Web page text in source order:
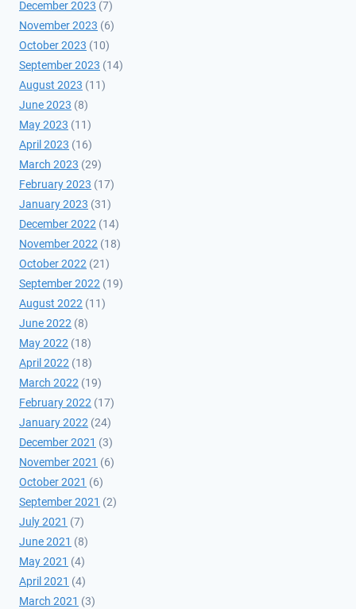
December 2023 (7)
November 2023 (6)
October 2023 (10)
September 2023 (14)
August 2023 (11)
June 2023 (8)
May 2023 (11)
April 2023 (16)
March 2023 (29)
February 2023 (17)
January 2023 (31)
December 2022 (14)
November 2022 (18)
October 2022 (21)
September 2022 (19)
August 2022 (11)
June 2022 (8)
May 2022 (18)
April 2022 (18)
March 2022 (19)
February 2022 (17)
January 2022 (24)
December 2021 (3)
November 2021 (6)
October 2021 (6)
September 2021 (2)
July 2021 (7)
June 2021 (8)
May 2021 (4)
April 2021 (4)
March 2021 (3)